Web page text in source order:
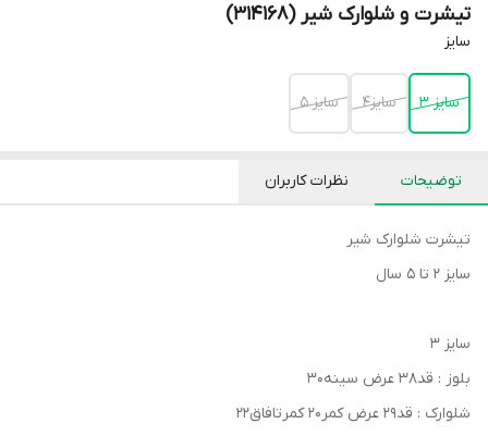
تیشرت و شلوارک شیر (314168)
سایز
سایز 3 سایز4 سایز 5
توضیحات نظرات کاربران
تیشرت شلوارک شیر
سایز ۲ تا ۵ سال
سایز ۳
بلوز : قد۳۸ عرض سینه۳۰
شلوارک : قد۲۹ عرض کمر۲۰ کمرتافاق۲۲